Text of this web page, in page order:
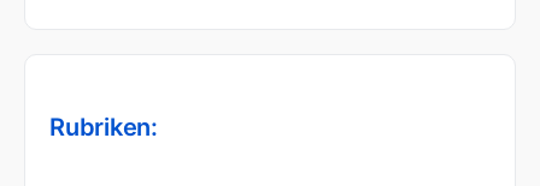
Rubriken: